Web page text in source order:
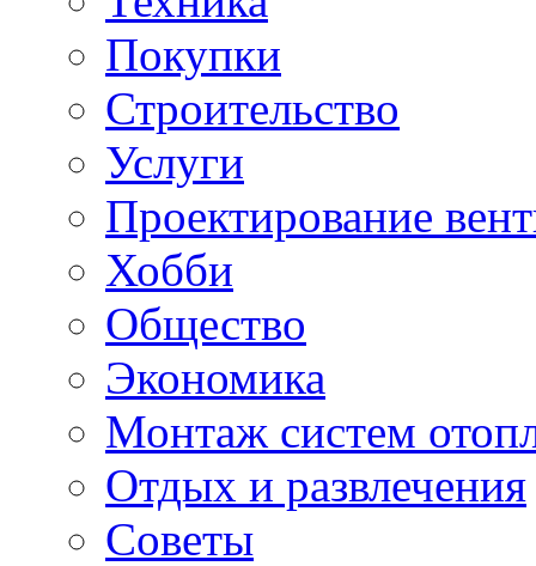
Покупки
Строительство
Услуги
Проектирование
Хобби
Общество
Экономика
Монтаж систем
Отдых и развлечения
Советы